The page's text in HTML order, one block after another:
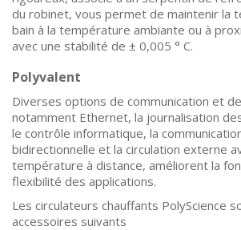
du robinet, vous permet de maintenir la
bain à la température ambiante ou à
avec une stabilité de ± 0,005 ° C.
Polyvalent
Diverses options de communication et
notamment Ethernet, la journalisation
le contrôle informatique, la
bidirectionnelle et la circulation externe
température à distance, améliorent la
flexibilité des applications.
Les circulateurs chauffants PolyScience
accessoires suivants